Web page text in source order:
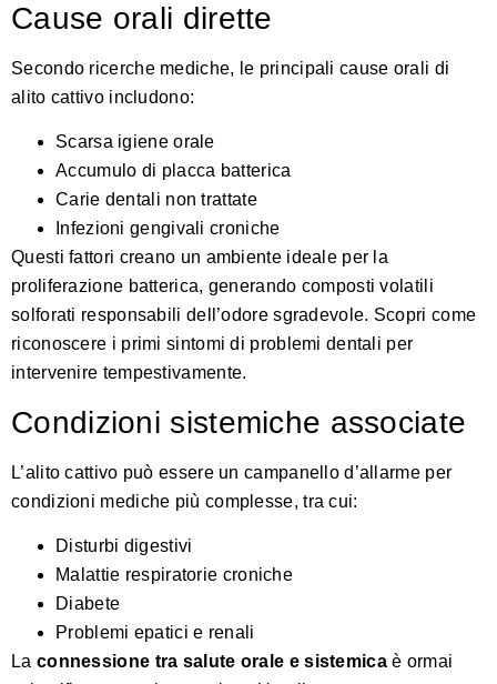
Cause orali dirette
Secondo ricerche mediche, le principali cause orali di
alito cattivo includono:
Scarsa igiene orale
Accumulo di placca batterica
Carie dentali non trattate
Infezioni gengivali croniche
Questi fattori creano un ambiente ideale per la
proliferazione batterica, generando composti volatili
solforati responsabili dell’odore sgradevole. Scopri come
riconoscere i primi sintomi di problemi dentali per
intervenire tempestivamente.
Condizioni sistemiche associate
L’alito cattivo può essere un campanello d’allarme per
condizioni mediche più complesse, tra cui:
Disturbi digestivi
Malattie respiratorie croniche
Diabete
Problemi epatici e renali
La connessione tra salute orale e sistemicaè ormai